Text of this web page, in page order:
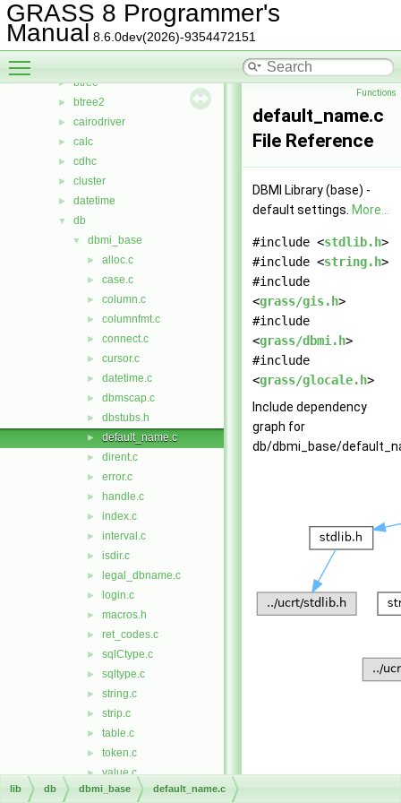
GRASS 8 Programmer's
Manual 8.6.0dev(2026)-9354472151
► include
▼ lib
► arraystats
► btree
► btree2
► cairodriver
► calc
► cdhc
► cluster
► datetime
▼ db
▼ dbmi_base
► alloc.c
► case.c
► column.c
► columnfmt.c
► connect.c
► cursor.c
► datetime.c
► dbmscap.c
► dbstubs.h
► default_name.c
► dirent.c
► error.c
► handle.c
► index.c
► interval.c
► isdir.c
► legal_dbname.c
► login.c
► macros.h
► ret_codes.c
► sqlCtype.c
► sqltype.c
► string.c
► strip.c
► table.c
► token.c
► value.c
► valuefmt.c
Functions
default_name.c
File Reference
DBMI Library (base) -
default settings. More...
#include <stdlib.h>
#include <string.h>
#include
<grass/gis.h>
#include
<grass/dbmi.h>
#include
<grass/glocale.h>
Include dependency
graph for
db/dbmi_base/
lib db dbmi_base default_name.c